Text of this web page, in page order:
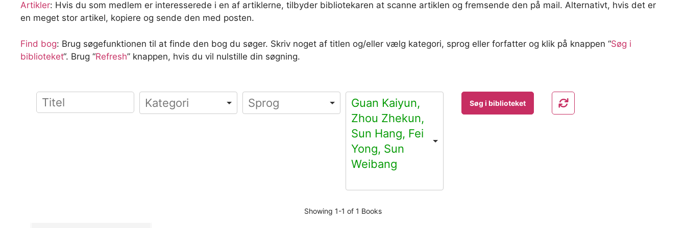
Artikler: Hvis du som medlem er interesserede i en af artiklerne, tilbyder bibliotekaren at scanne artiklen og fremsende den på mail. Alternativt, hvis det er
en meget stor artikel, kopiere og sende den med posten.
Find bog: Brug søgefunktionen til at finde den bog du søger. Skriv noget af titlen og/eller vælg kategori, sprog eller forfatter og klik på knappen “Søg i
biblioteket“. Brug “Refresh” knappen, hvis du vil nulstille din søgning.
Guan Kaiyun,
Zhou Zhekun,
Sun Hang, Fei
Yong, Sun
Weibang
Showing 1-1 of 1 Books